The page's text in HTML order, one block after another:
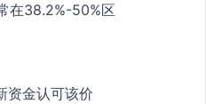
在38.2%-50%区
资金认可该价